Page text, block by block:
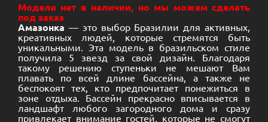
Модели нет в наличии, но мы можем сделать
под заказ
Амазонка — это выбор Бразилии для активных,
креативных людей, которые стремятся быть
уникальными. Эта модель в бразильском стиле
получила 5 звезд за свой дизайн. Благодаря
такому решению ступеньки не мешают Вам
плавать по всей длине бассейна, а также не
беспокоят тех, кто предпочитает понежиться в
зоне отдыха. Бассейн прекрасно вписывается в
ландшафт любого загородного дома и сразу
привлекает внимание гостей, которые не смогут